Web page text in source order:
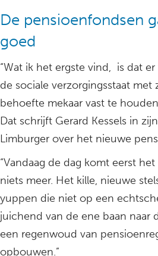
De pensioenfondsen
goed
“Wat ik het ergste vind, is dat
de sociale verzorgingsstaat met
behoefte mekaar vast te
Dat schrijft Gerard Kessels in
Limburger over het nieuwe
“Vandaag de dag komt eerst
niets meer. Het kille, nieuwe
yuppen die niet op een
juichend van de ene baan naar
een regenwoud van
opbouwen.”